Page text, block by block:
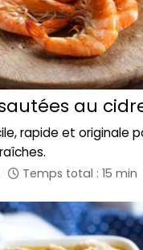
au
rapide et originale
Temps total : 15 min